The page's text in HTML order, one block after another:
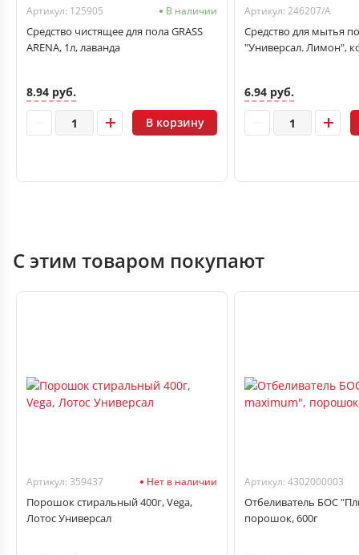
Артикул: 125905 В наличии
Средство чистящее для пола GRASS
ARENA, 1л, лаванда
8.94 руб.
В корзину
Артикул: 246207/А
Средство для мытья
"Универсал. Лимон",
6.94 руб.
С этим товаром покупают
Артикул: 359437 Нет в наличии
Порошок стиральный 400г, Vega,
Лотос Универсал
Артикул: 4302000003
Отбеливатель БОС
порошок, 600г